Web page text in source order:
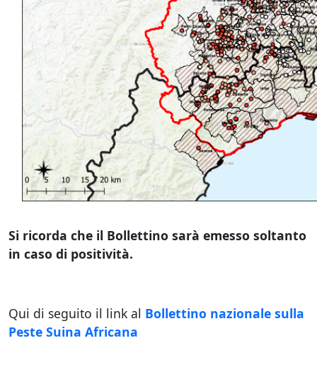
Si ricorda che il Bollettino sarà emesso soltanto
in caso di positività.
Qui di seguito il link al Bollettino nazionale sulla
Peste Suina Africana